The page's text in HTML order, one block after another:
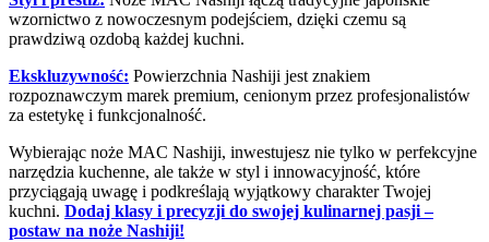
wzornictwo z nowoczesnym podejściem, dzięki czemu są
prawdziwą ozdobą każdej kuchni.
Ekskluzywność: Powierzchnia Nashiji jest znakiem
rozpoznawczym marek premium, cenionym przez profesjonalistów
za estetykę i funkcjonalność.
Wybierając noże MAC Nashiji, inwestujesz nie tylko w perfekcyjne
narzędzia kuchenne, ale także w styl i innowacyjność, które
przyciągają uwagę i podkreślają wyjątkowy charakter Twojej
kuchni. Dodaj klasy i precyzji do swojej kulinarnej pasji –
postaw na noże Nashiji!